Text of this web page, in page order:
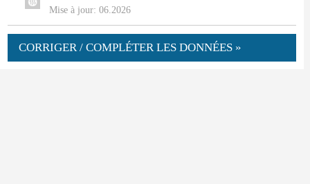
Mise à jour: 06.2026
CORRIGER / COMPLÉTER LES DONNÉES »